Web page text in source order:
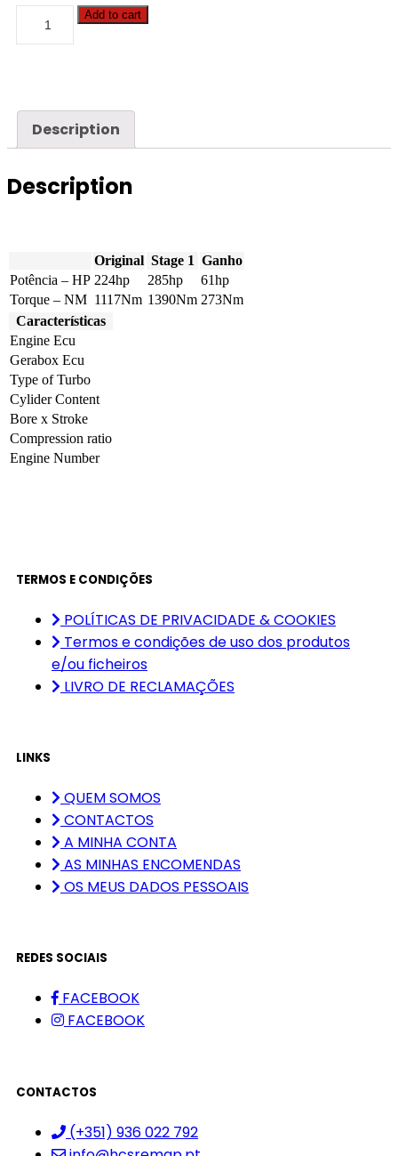
Magnum
Tier
Add to cart
Description
Description
Original Stage 1 Ganho
Potência – HP 224hp 285hp
61hp
Torque – NM 1117Nm 1390Nm 273Nm
Características
Engine Ecu
Gerabox Ecu
Type of Turbo
Cylider Content
Bore x Stroke
Compression ratio
Engine Number
TERMOS E CONDIÇÕES
POLÍTICAS DE PRIVACIDADE & COOKIES
Termos e condições de uso dos produtos
e/ou ficheiros
LIVRO DE RECLAMAÇÕES
LINKS
QUEM SOMOS
CONTACTOS
A MINHA CONTA
AS MINHAS ENCOMENDAS
OS MEUS DADOS PESSOAIS
REDES SOCIAIS
FACEBOOK
FACEBOOK
CONTACTOS
(+351) 936 022 792